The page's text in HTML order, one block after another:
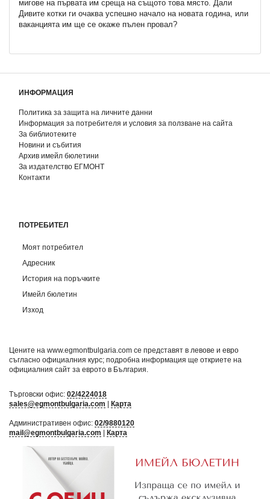
мигове на първата им среща на същото това място. Дали
Дивите котки ги очаква успешно начало на новата година, или
ваканцията им ще се окаже пълен провал?
ИНФОРМАЦИЯ
Политика за защита на личните данни
Информация за потребителя и условия за ползване на сайта
За библиотеките
Новини и събития
Архив имейл бюлетини
За издателство ЕГМОНТ
Контакти
ПОТРЕБИТЕЛ
Моят потребител
Адресник
История на поръчките
Имейл бюлетин
Изход
Цените на www.egmontbulgaria.com се представят в левове и евро
съгласно официалния курс; подробна информация ще откриете на
официалния сайт за еврото в България
Търговски офис: 02/4224018
sales@egmontbulgaria.com
Карта
Административен офис: 02/9880120
mail@egmontbulgaria.com
Карта